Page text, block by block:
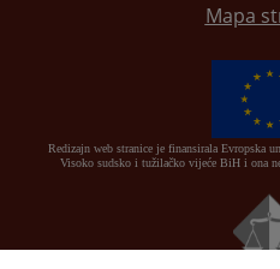
Mapa
Redizajn web stranice je finansirala Evropska
Visoko sudsko i tužilačko vijeće BiH i ona